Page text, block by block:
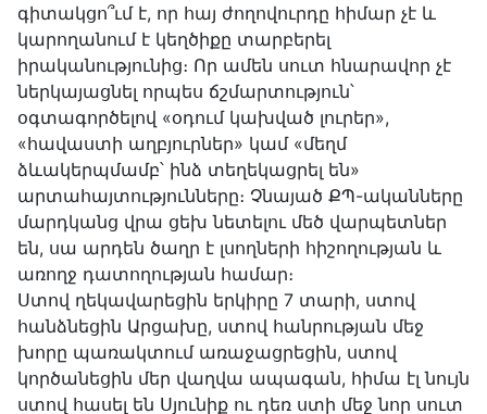
գիտակցո՞ւմ է, որ հայ ժողովուրդը հիմար չէ և
կարողանում է կեղծիքը տարբերել
իրականությունից։ Որ ամեն սուտ հնարավոր չէ
ներկայացնել որպես ճշմարտություն՝
օգտագործելով «օդում կախված լուրեր»,
«հավաստի աղբյուրներ» կամ «մեղմ
ձևակերպմամբ՝ ինձ տեղեկացրել են»
արտահայտությունները։ Չնայած ՔՊ-ականները
մարդկանց վրա ցեխ նետելու մեծ վարպետներ
են, սա արդեն ծաղր է լսողների հիշողության և
առողջ դատողության համար։
Ստով ղեկավարեցին երկիրը 7 տարի, ստով
հանձնեցին Արցախը, ստով հանրության մեջ
խորը պառակտում առաջացրեցին, ստով
կործանեցին մեր վաղվա ապագան, հիմա էլ նույն
ստով հասել են Սյունիք ու դեռ ստի մեջ նոր սուտ